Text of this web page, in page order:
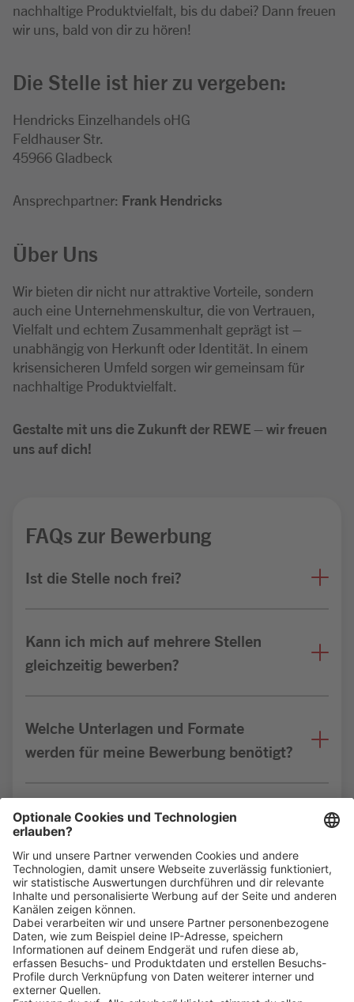
nachhaltige Produktvielfalt, bis du dabei? Dann freuen
wir uns, bald von dir zu hören!
Die Stelle ist hier zu vergeben:
Hendricks Einzelhandels oHG
Feldhauser Str.
45966 Gladbeck
Ansprechpartner: Frank Hendricks
Über Uns
Wir bieten dir nicht nur attraktive Vorteile, sondern
auch eine Unternehmenskultur, die von Vertrauen,
Vielfalt und echtem Zusammenhalt geprägt ist –
unabhängig von Herkunft oder Identität. In einem
krisensicheren Umfeld sorgen wir gemeinsam für
nachhaltige Produktvielfalt.
Gestalte mit uns die Zukunft der REWE – wir freuen
uns auf dich!
FAQs zur Bewerbung
Ist die Stelle noch frei?
Kann ich mich auf mehrere Stellen
gleichzeitig bewerben?
Welche Unterlagen und Formate
werden für meine Bewerbung benötigt?
Bin ich für die Stelle geeignet?